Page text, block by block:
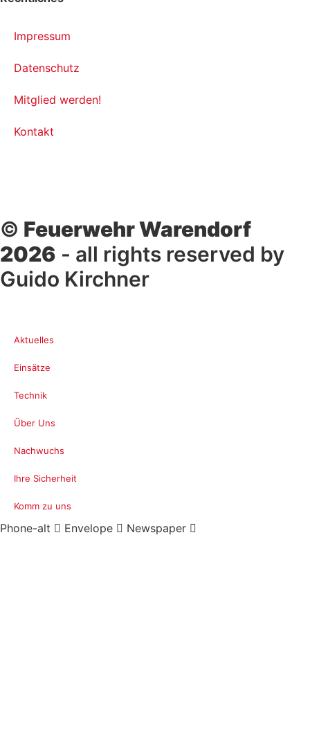
Impressum
Datenschutz
Mitglied werden!
Kontakt
© Feuerwehr Warendorf
2026 - all rights reserved by
Guido Kirchner
Aktuelles
Einsätze
Technik
Über Uns
Nachwuchs
Ihre Sicherheit
Komm zu uns
Phone-alt Envelope Newspaper